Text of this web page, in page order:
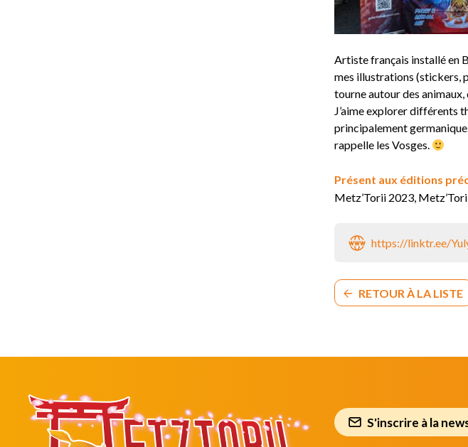
Artiste français installé en
mes illustrations (stickers,
tourne autour des
J’aime explorer différents
principalement
rappelle les Vosges.
Présent aux éditions
Metz’Torii 2023,
https://linktr.ee/
RETOUR À LA LISTE
S'inscrire à la